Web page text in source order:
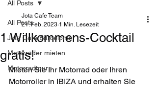
All Posts
Jota Café Barcelona
Motorräder mieten
Motorradtour
All Posts
1 Willkommens-Cocktail
gratis!
Jota Cafe Team
21. Feb. 2023 1 Min. Lesezeit
Mieten Sie Ihr Motorrad oder Ihren
Motorroller in IBIZA und erhalten Sie